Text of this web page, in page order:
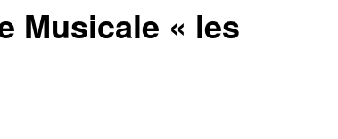
Musicale « les